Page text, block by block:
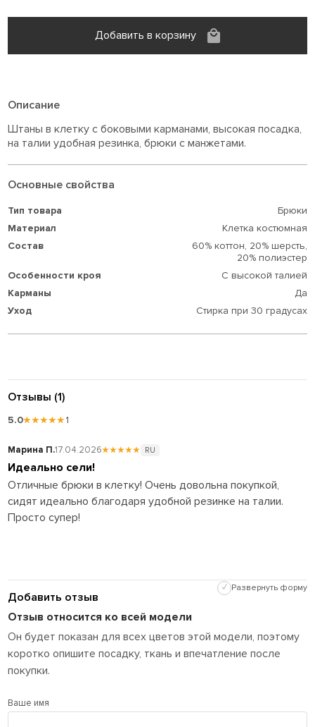
Добавить в корзину
Описание
Штаны в клетку с боковыми карманами, высокая посадка,
на талии удобная резинка, брюки с манжетами.
Основные свойства
Тип товара
Брюки
Материал
Клетка костюмная
Состав
60% коттон, 20% шерсть,
20% полиэстер
Особенности кроя
С высокой талией
Карманы
Да
Уход
Стирка при 30 градусах
Отзывы (1)
5.0★★★★★1
Марина П.17.04.2026★★★★★ RU
Идеально сели!
Отличные брюки в клетку! Очень довольна покупкой,
сидят идеально благодаря удобной резинке на талии.
Просто супер!
Добавить отзыв
✓ Развернуть форму
Отзыв относится ко всей модели
Он будет показан для всех цветов этой модели, поэтому
коротко опишите посадку, ткань и впечатление после
покупки.
Ваше имя